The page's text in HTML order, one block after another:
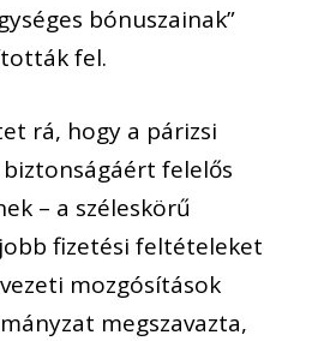
bónuszainak”
fel.
rá, hogy a párizsi
felelős
– a széleskörű
fizetési feltételeket
mozgósítások
megszavazta,